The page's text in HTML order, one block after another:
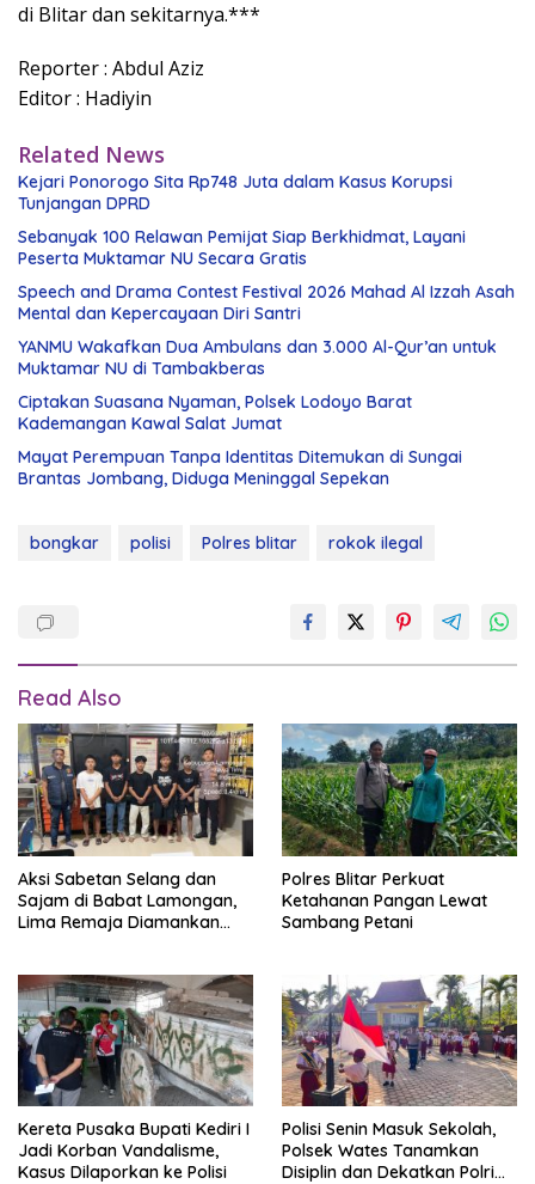
di Blitar dan sekitarnya.***
Reporter : Abdul Aziz
Editor : Hadiyin
Related News
Kejari Ponorogo Sita Rp748 Juta dalam Kasus Korupsi
Tunjangan DPRD
Sebanyak 100 Relawan Pemijat Siap Berkhidmat, Layani
Peserta Muktamar NU Secara Gratis
Speech and Drama Contest Festival 2026 Mahad Al Izzah Asah
Mental dan Kepercayaan Diri Santri
YANMU Wakafkan Dua Ambulans dan 3.000 Al-Qur’an untuk
Muktamar NU di Tambakberas
Ciptakan Suasana Nyaman, Polsek Lodoyo Barat
Kademangan Kawal Salat Jumat
Mayat Perempuan Tanpa Identitas Ditemukan di Sungai
Brantas Jombang, Diduga Meninggal Sepekan
bongkar polisi Polres blitar rokok ilegal
Read Also
Aksi Sabetan Selang dan
Sajam di Babat Lamongan,
Lima Remaja Diamankan
Polres Blitar Perkuat
Ketahanan Pangan Lewat
Sambang Petani
Kereta Pusaka Bupati Kediri I
Jadi Korban Vandalisme,
Kasus Dilaporkan ke Polisi
Polisi Senin Masuk Sekolah,
Polsek Wates Tanamkan
Disiplin dan Dekatkan Polri